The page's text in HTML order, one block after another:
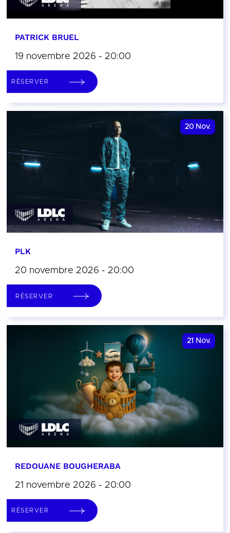
PATRICK BRUEL
19 novembre 2026 - 20:00
RÉSERVER
20 Nov.
PLK
20 novembre 2026 - 20:00
RÉSERVER
21 Nov.
REDOUANE BOUGHERABA
21 novembre 2026 - 20:00
RÉSERVER